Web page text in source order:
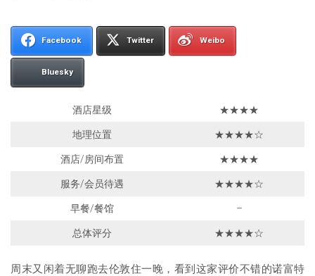
Facebook Twitter Weibo
Bluesky
酒店星级 ★★★★
地理位置 ★★★★☆
酒店/房间布置 ★★★★
服务/会员待遇 ★★★★☆
早餐/餐馆 –
总体评分 ★★★★☆
周末又闲着无聊跑去伦敦住一晚，看到这家评价不错的诺富特